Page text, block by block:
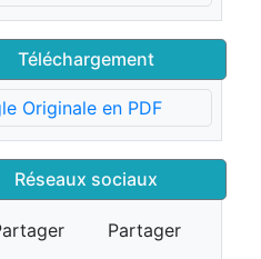
Téléchargement
Originale en PDF
Réseaux sociaux
Partager